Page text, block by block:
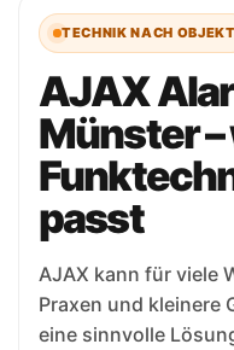
TECHNIK NACH OBJEKT
AJAX
Münster
passt
AJAX kann für viele
Praxen und kleinere
eine sinnvolle